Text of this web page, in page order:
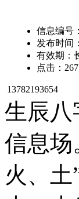
信息编号：
发布时间：
有效期：
点击：
13782193654
生辰八
信息场
火、